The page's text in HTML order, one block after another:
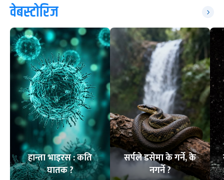
वेबस्टोरिज
हान्ता भाइरस : कति
घातक ?
सर्पले डसेमा के गर्ने, के
नगर्ने ?